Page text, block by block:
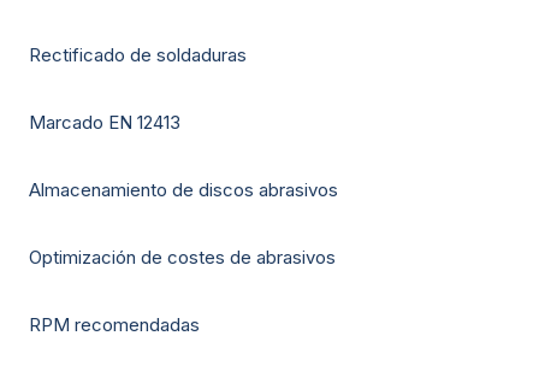
Rectificado de soldaduras
Marcado EN 12413
Almacenamiento de discos abrasivos
Optimización de costes de abrasivos
RPM recomendadas